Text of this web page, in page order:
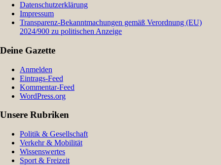
Datenschutzerklärung
Impressum
Transparenz-Bekanntmachungen gemäß Verordnung (EU)
2024/900 zu politischen Anzeige
Deine Gazette
Anmelden
Eintrags-Feed
Kommentar-Feed
WordPress.org
Unsere Rubriken
Politik & Gesellschaft
Verkehr & Mobilität
Wissenswertes
Sport & Freizeit